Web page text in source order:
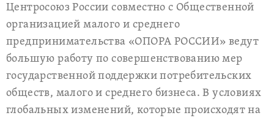
Центросоюз России совместно с Общественной
организацией малого и среднего
предпринимательства «ОПОРА РОССИИ» ведут
большую работу по совершенствованию мер
государственной поддержки потребительских
обществ, малого и среднего бизнеса. В условиях
глобальных изменений, которые происходят на